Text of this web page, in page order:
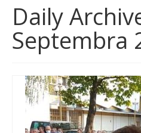
Službeni glasnici
Javne nabavke
Značajni datumi i
Program energetske
sektoru
Daily
Septembra